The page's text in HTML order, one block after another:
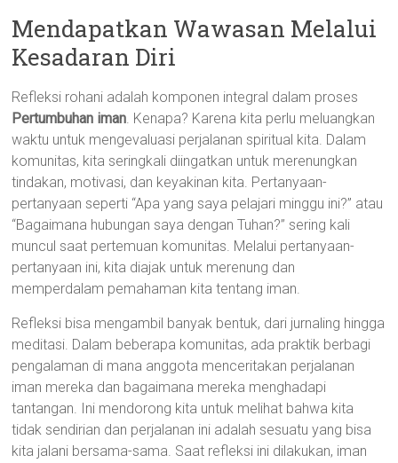
Mendapatkan Wawasan Melalui
Kesadaran Diri
Refleksi rohani adalah komponen integral dalam proses
Pertumbuhan iman. Kenapa? Karena kita perlu meluangkan
waktu untuk mengevaluasi perjalanan spiritual kita. Dalam
komunitas, kita seringkali diingatkan untuk merenungkan
tindakan, motivasi, dan keyakinan kita. Pertanyaan-
pertanyaan seperti “Apa yang saya pelajari minggu ini?” atau
“Bagaimana hubungan saya dengan Tuhan?” sering kali
muncul saat pertemuan komunitas. Melalui pertanyaan-
pertanyaan ini, kita diajak untuk merenung dan
memperdalam pemahaman kita tentang iman.
Refleksi bisa mengambil banyak bentuk, dari jurnaling hingga
meditasi. Dalam beberapa komunitas, ada praktik berbagi
pengalaman di mana anggota menceritakan perjalanan
iman mereka dan bagaimana mereka menghadapi
tantangan. Ini mendorong kita untuk melihat bahwa kita
tidak sendirian dan perjalanan ini adalah sesuatu yang bisa
kita jalani bersama-sama. Saat refleksi ini dilakukan, iman